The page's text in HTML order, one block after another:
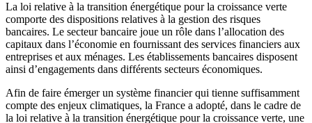
La loi relative à la transition énergétique pour la croissance verte
comporte des dispositions relatives à la gestion des risques
bancaires. Le secteur bancaire joue un rôle dans l’allocation des
capitaux dans l’économie en fournissant des services financiers aux
entreprises et aux ménages. Les établissements bancaires disposent
ainsi d’engagements dans différents secteurs économiques.
Afin de faire émerger un système financier qui tienne suffisamment
compte des enjeux climatiques, la France a adopté, dans le cadre de
la loi relative à la transition énergétique pour la croissance verte, une